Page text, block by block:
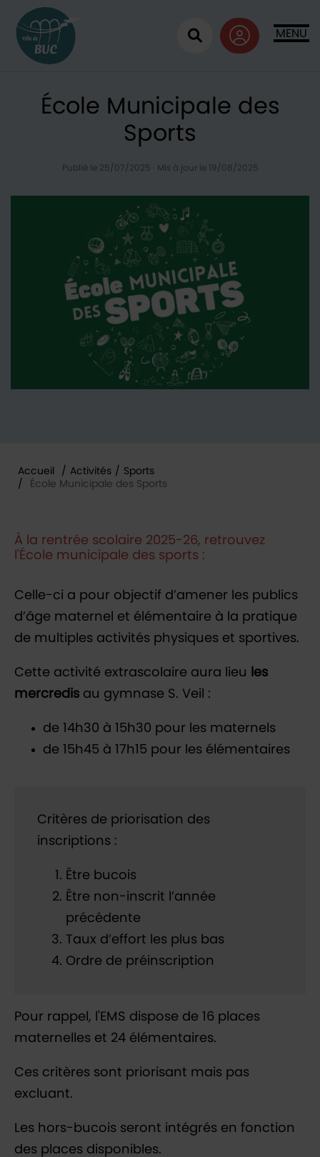
MENU
Ouvrir la
École Municipale des
Sports
Publié le 25/07/2025 · Mis à jour le 19/08/2025
Accueil / Activités / Sports
/
École Municipale des Sports
À la rentrée scolaire 2025-26, retrouvez
l'École municipale des sports :
Celle-ci a pour objectif d’amener les publics
d’âge maternel et élémentaire à la pratique
de multiples activités physiques et sportives.
Cette activité extrascolaire aura lieu
les
mercredis au gymnase S. Veil :
de 14h30 à 15h30 pour les maternels
de 15h45 à 17h15 pour les élémentaires
Critères de priorisation des
inscriptions :
Être bucois
Être non-inscrit l’année
précédente
Taux d’effort les plus bas
Ordre de préinscription
Pour rappel, l'EMS dispose de 16 places
maternelles et 24 élémentaires.
Ces critères sont priorisant mais pas
excluant.
Les hors-bucois seront intégrés en fonction
des places disponibles.